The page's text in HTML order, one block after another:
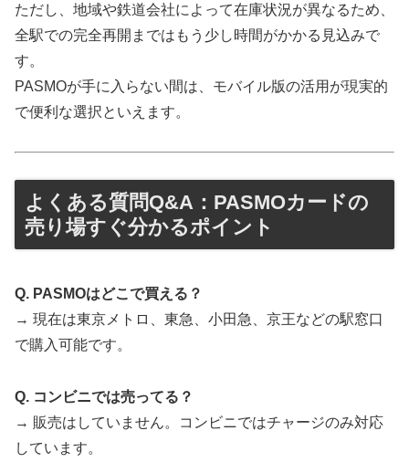
ただし、地域や鉄道会社によって在庫状況が異なるため、
全駅での完全再開まではもう少し時間がかかる見込みで
す。
PASMOが手に入らない間は、モバイル版の活用が現実的
で便利な選択といえます。
よくある質問Q&A：PASMOカードの
売り場すぐ分かるポイント
Q. PASMOはどこで買える？
→ 現在は東京メトロ、東急、小田急、京王などの駅窓口
で購入可能です。
Q. コンビニでは売ってる？
→ 販売はしていません。コンビニではチャージのみ対応
しています。